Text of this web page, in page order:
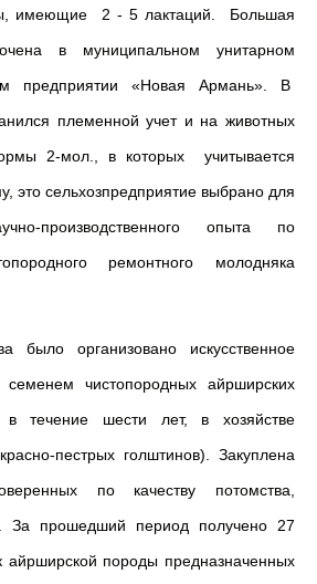
имеющие 2 - 5 лактаций. Большая
в муниципальном унитарном
предприятии «Новая Армань». В
племенной учет и на животных
2-мол., в которых учитывается
это сельхозпредприятие выбрано для
производственного опыта по
ремонтного молодняка
было организовано искусственное
чистопородных айрширских
течение шести лет, в хозяйстве
пестрых голштинов). Закуплена
по качеству потомства,
За прошедший период получено 27
айрширской породы предназначенных